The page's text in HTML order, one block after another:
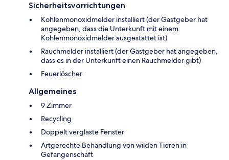
Sicherheitsvorrichtungen
Kohlenmonoxidmelder installiert (der Gastgeber hat
angegeben, dass die Unterkunft mit einem
Kohlenmonoxidmelder ausgestattet ist)
Rauchmelder installiert (der Gastgeber hat angegeben,
dass es in der Unterkunft einen Rauchmelder gibt)
Feuerlöscher
Allgemeines
9 Zimmer
Recycling
Doppelt verglaste Fenster
Artgerechte Behandlung von wilden Tieren in
Gefangenschaft